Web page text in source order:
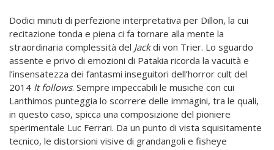
Dodici minuti di perfezione interpretativa per Dillon, la cui
recitazione tonda e piena ci fa tornare alla mente la
straordinaria complessità del Jackdi von Trier. Lo sguardo
assente e privo di emozioni di Patakia ricorda la vacuità e
l’insensatezza dei fantasmi inseguitori dell’horror cult del
2014 It follows. Sempre impeccabili le musiche con cui
Lanthimos punteggia lo scorrere delle immagini, tra le quali,
in questo caso, spicca una composizione del pioniere
sperimentale Luc Ferrari. Da un punto di vista squisitamente
tecnico, le distorsioni visive di grandangoli e fisheye